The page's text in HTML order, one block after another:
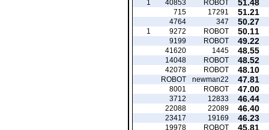
51.48
ROBOT
40853
1
51.21
17291
715
50.27
347
4764
50.11
ROBOT
9272
1
49.22
ROBOT
9199
48.55
1445
41620
48.52
ROBOT
14048
48.10
ROBOT
42078
47.81
newman22
ROBOT
47.00
ROBOT
8001
46.44
12833
3712
46.40
22089
22088
46.23
19169
23417
45.81
ROBOT
19978